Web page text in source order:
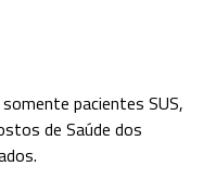
pacientes SUS,
de Saúde dos